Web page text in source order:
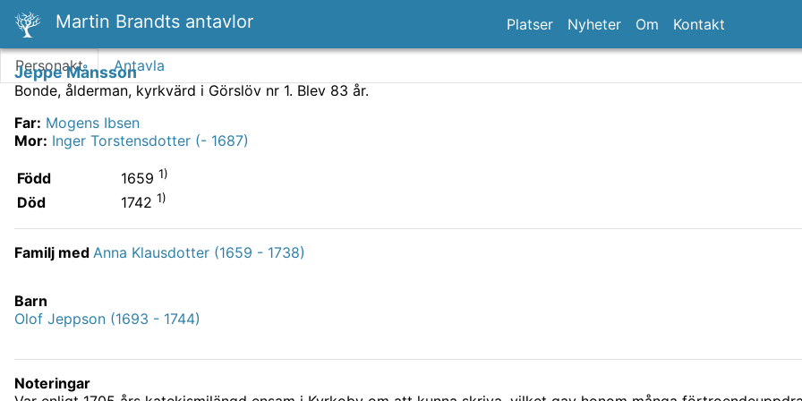
Martin Brandts antavlor Platser Nyheter Om Kontakt
Personakt Antavla
Jeppe Månsson
Bonde, ålderman, kyrkvärd i Görslöv nr 1. Blev 83 år.
Far: Mogens Ibsen
Mor: Inger Torstensdotter (- 1687)
Född 1659 1)
Död 1742 1)
Familj med Anna Klausdotter (1659 - 1738)
Barn
Olof Jeppson (1693 - 1744)
Noteringar